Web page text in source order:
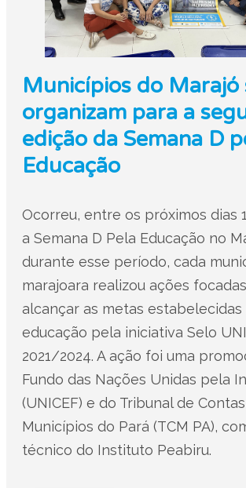
Municípios do Marajó
organizam para a
edição da Semana D
Educação
Ocorreu, entre os próximos dias
a Semana D Pela Educação no
durante esse período, cada
marajoara realizou ações
alcançar as metas estabelecidas
educação pela iniciativa Selo
2021/2024. A ação foi uma
Fundo das Nações Unidas pela
(UNICEF) e do Tribunal de
Municípios do Pará (TCM PA),
técnico do Instituto Peabiru.